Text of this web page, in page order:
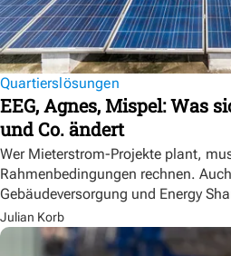
Quartierslösungen
EEG, Agnes, Mispel: Was
und Co. ändert
Wer Mieterstrom-Projekte plant,
Rahmenbedingungen rechnen.
Gebäudeversorgung und Energy
Julian Korb